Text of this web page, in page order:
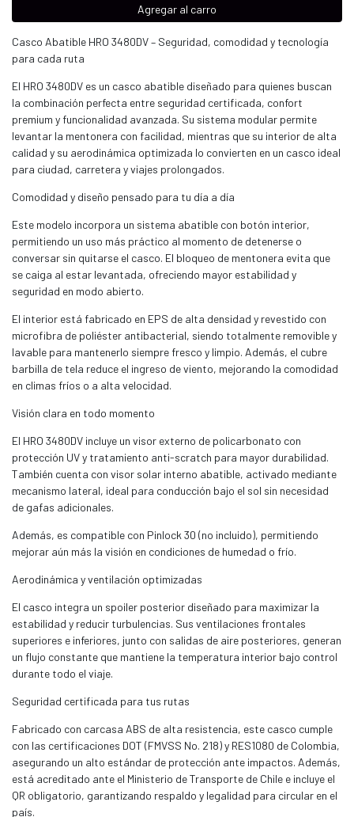
Agregar al carro
Casco Abatible HRO 3480DV – Seguridad, comodidad y tecnología
para cada ruta
El HRO 3480DV es un casco abatible diseñado para quienes buscan
la combinación perfecta entre seguridad certificada, confort
premium y funcionalidad avanzada. Su sistema modular permite
levantar la mentonera con facilidad, mientras que su interior de alta
calidad y su aerodinámica optimizada lo convierten en un casco ideal
para ciudad, carretera y viajes prolongados.
Comodidad y diseño pensado para tu día a día
Este modelo incorpora un sistema abatible con botón interior,
permitiendo un uso más práctico al momento de detenerse o
conversar sin quitarse el casco. El bloqueo de mentonera evita que
se caiga al estar levantada, ofreciendo mayor estabilidad y
seguridad en modo abierto.
El interior está fabricado en EPS de alta densidad y revestido con
microfibra de poliéster antibacterial, siendo totalmente removible y
lavable para mantenerlo siempre fresco y limpio. Además, el cubre
barbilla de tela reduce el ingreso de viento, mejorando la comodidad
en climas fríos o a alta velocidad.
Visión clara en todo momento
El HRO 3480DV incluye un visor externo de policarbonato con
protección UV y tratamiento anti-scratch para mayor durabilidad.
También cuenta con visor solar interno abatible, activado mediante
mecanismo lateral, ideal para conducción bajo el sol sin necesidad
de gafas adicionales.
Además, es compatible con Pinlock 30 (no incluido), permitiendo
mejorar aún más la visión en condiciones de humedad o frío.
Aerodinámica y ventilación optimizadas
El casco integra un spoiler posterior diseñado para maximizar la
estabilidad y reducir turbulencias. Sus ventilaciones frontales
superiores e inferiores, junto con salidas de aire posteriores, generan
un flujo constante que mantiene la temperatura interior bajo control
durante todo el viaje.
Seguridad certificada para tus rutas
Fabricado con carcasa ABS de alta resistencia, este casco cumple
con las certificaciones DOT (FMVSS No. 218) y RES1080 de Colombia,
asegurando un alto estándar de protección ante impactos. Además,
está acreditado ante el Ministerio de Transporte de Chile e incluye el
QR obligatorio, garantizando respaldo y legalidad para circular en el
país.